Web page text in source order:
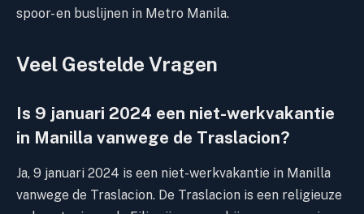
spoor- en buslijnen in Metro Manila.
Veel Gestelde Vragen
Is 9 januari 2024 een niet-werkvakantie
in Manilla vanwege de Traslacion?
Ja, 9 januari 2024 is een niet-werkvakantie in Manilla
vanwege de Traslacion. De Traslacion is een religieuze